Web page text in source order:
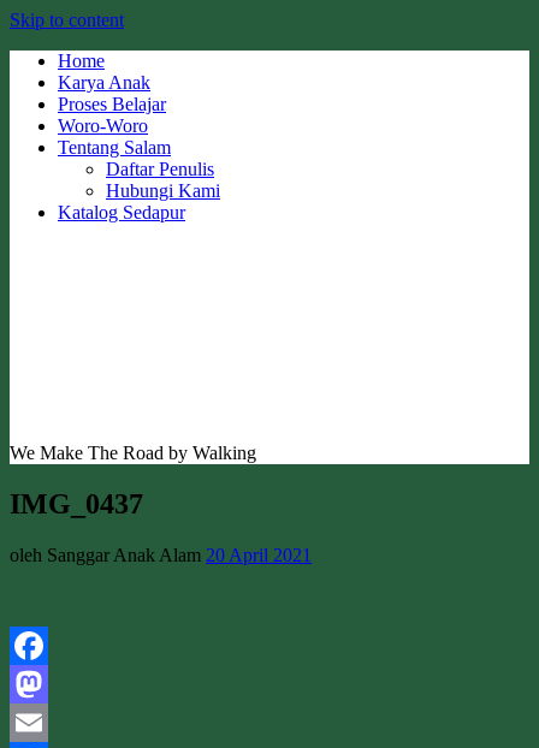
Skip to content
Home
Karya Anak
Proses Belajar
Woro-Woro
Tentang Salam
Daftar Penulis
Hubungi Kami
Katalog Sedapur
We Make The Road by Walking
IMG_0437
oleh Sanggar Anak Alam 20 April 2021
Facebook
Mastodon